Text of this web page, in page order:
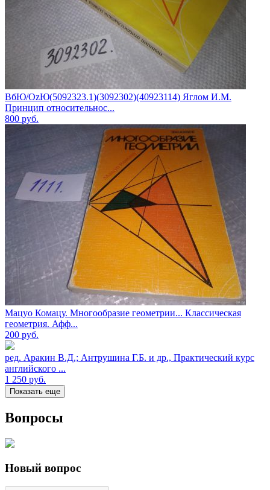
ВбЮ/OzЮ(5092323.1)(3092302)(40923114) Яглом И.М.
Принцип относительнос...
800 руб.
Мацуо Комацу. Многообразие геометрии... Классическая
геометрия. Афф...
200 руб.
ред. Аракин В.Д.; Антрушина Г.Б. и др., Практический курс
английского ...
1 250 руб.
Показать еще
Вопросы
Новый вопрос